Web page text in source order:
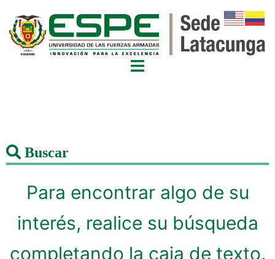
Buscar
Para encontrar algo de su
interés, realice su búsqueda
completando la caja de texto.